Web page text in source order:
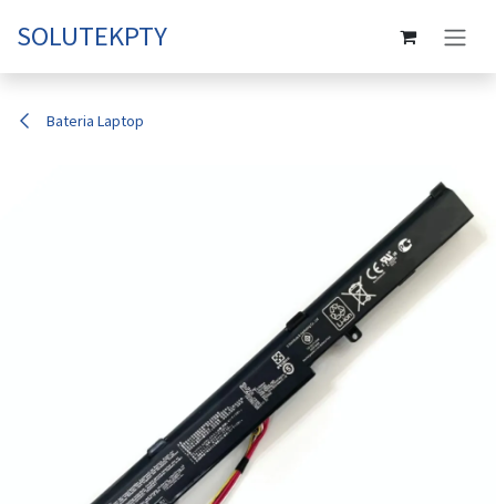
SOLUTEKPTY
Bateria Laptop